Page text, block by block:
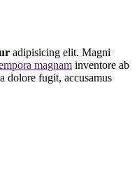
adipisicing elit. Magni
magnam inventore ab
dolore fugit, accusamus